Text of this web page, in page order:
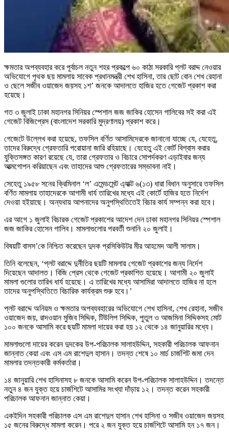
ক্ষমতার অপব্যবহার করে পূর্বাচল নতুন শহর প্রকল্পে ৬০ কাঠা সরকারি প্লট বরাদ্দ নেওয়ার
অভিযোগে পৃথক ছয় মামলায় সাবেক প্রধানমন্ত্রী শেখ হাসিনা, তার ছোট বোন শেখ রেহানা
ও ছেলে সজীব ওয়াজেদ জয়সহ ১শ’ জনকে আদালতে হাজির হতে গেজেট প্রকাশ করা
হয়েছে।
গত ৩ জুলাই ঢাকা মহানগর সিনিয়র স্পেশাল জজ জাকির হোসেন গালিবের সই করা এই
গেজেট বিজিপ্রেস (বাংলাদেশ সরকারি মুদ্রণালয়) প্রকাশ করে।
গেজেটে উল্লেখ করা হয়েছে, তফসিল বর্ণিত আসামিদেরকে জানানো যাচ্ছে যে, যেহেতু,
তাদের বিরুদ্ধে গ্রেফতারি পরোয়ানা জারি রহিয়াছে। যেহেতু এই কোর্ট বিশ্বাস করার
যুক্তিসঙ্গত কারণ রয়েছে যে, তারা গ্রেফতার ও বিচারে সোপর্দকরণ এড়াইবার জন্য
আত্মগোপন করিয়াছেন এবং তাহাদের আশু গ্রেফতারের সম্ভাবনা নাই।
সেহেতু ১৯৫৮ সনের ক্রিমিনাল ‘ল’ এমেন্ডমেন্ট এ্যাক্ট ৬(১৩) ধারা বিধান অনুসারে তফসিল
বর্ণিত মামলায় তাহাদেরকে আগামী ধার্য তারিখের মধ্যে এই কোর্টে হাজির হতে নির্দেশ
দেওয়া হইয়াছে। অন্যথায় আপনাদের অনুপস্থিতিতেই বিচার কার্য সম্পন্ন করা হবে।
এর আগে ১ জুলাই বিচারক গেজেট প্রকাশের আদেশ দেন ঢাকা মহানগর সিনিয়র স্পেশাল
জজ জাকির হোসেন গালিব। মামলাগুলোর পরবর্তী শুনানি ২০ জুলাই।
বিষয়টি বাসস’কে নিশ্চিত করেছেন দুদক প্রসিকিউটর মীর আহমেদ আলী সালাম।
তিনি বলেছেন, ‘প্লট বরাদ্দে দুর্নীতির ছয়টি মামলায় গেজেট প্রকাশের জন্য নির্দেশ
দিয়েছেন আদালত। বিজি প্রেস থেকে গেজেট প্রকাশিত হয়েছে। আগামী ২০ জুলাই
মামলা গুলোর তারিখ ধার্য হয়েছে। এ তারিখের মধ্যে আসামিরা আদালতে হাজির না হলে
তাদের অনুপস্থিতিতে বিচারিক কার্যক্রম শুরু হবে।’
প্লট বরাদ্দে অনিয়ম ও ক্ষমতার অপব্যবহারের অভিযোগে শেখ হাসিনা, শেখ রেহানা, সজীব
ওয়াজেদ জয়, রাদওয়ান মুজিব সিদ্দিক, টিউলিপ সিদ্দিক, পুতুল ও আজমিনা সিদ্দিকসহ মোট
১০০ জনকে আসামি করে ছয়টি মামলা দায়ের করা হয় ১২ থেকে ১৪ জানুয়ারির মধ্যে।
মামলাগুলো দায়ের করেন দুদকের উপ-পরিচালক সালাহউদ্দিন, সহকারী পরিচালক আফনান
জান্নাত কেয়া এবং এস এম রাশেদুল হাসান। তদন্ত শেষে ১০ মার্চ চার্জশিট জমা দেন
মামলার তদন্তকারী কর্মকর্তারা।
১৪ জানুয়ারি শেখ হাসিনাসহ ৮ জনকে আসামি করেন উপ-পরিচালক সালাহউদ্দিন। তদন্তে
নতুন ৪ জন যুক্ত হয়ে চার্জশিটে আসামির সংখ্যা দাঁড়ায় ১২। তদন্ত করেন সহকারী
পরিচালক আফনান জান্নাত কেয়া।
একইদিন সহকারী পরিচালক এস এম রাশেদুল হাসান শেখ হাসিনা ও সজীব ওয়াজেদ জয়সহ
১৫ জনের বিরুদ্ধে মামলা করেন। পরে ২ জন যুক্ত হয়ে চার্জশিটে আসামি হন ১৭ জন।